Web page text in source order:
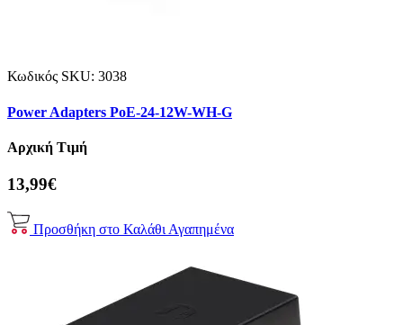
Κωδικός SKU: 3038
Power Adapters PoE-24-12W-WH-G
Αρχική Τιμή
13,99€
Προσθήκη στο Καλάθι Αγαπημένα